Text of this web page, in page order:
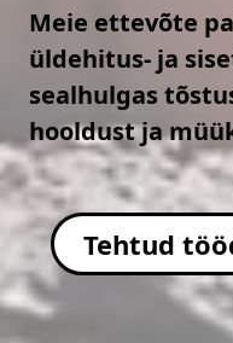
Meie ettevõte
üldehitus- ja
sealhulgas
hooldust ja
Tehtud